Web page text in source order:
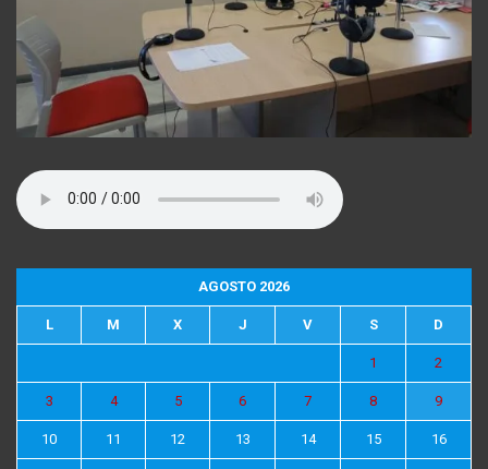
AGOSTO 2026
L M X J V S D
1 2
3 4 5 6 7 8 9
10 11 12 13 14 15 16